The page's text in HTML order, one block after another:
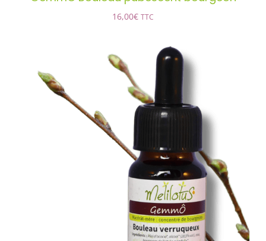
16,00€ TTC
GemmÔ Bouleau verruqueux
AJOUTER AU PANIER